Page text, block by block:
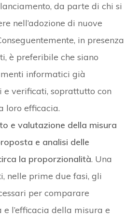
da parte di chi si
nell’adozione di nuove
in presenza
è preferibile che siano
informatici già
e verificati, soprattutto con
loro efficacia.
e valutazione della misura
e analisi delle
la proporzionalità. Una
nelle prime due fasi, gli
per comparare
e l’efficacia della misura e